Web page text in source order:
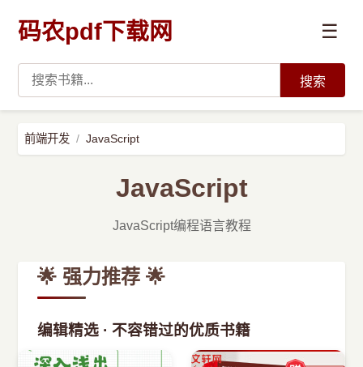
码农pdf下载网 ☰
系统编程 ›
搜索
前端开发 JavaScript
JavaScript
JavaScript编程语言教程
🌟 强力推荐 🌟
编辑精选 · 不容错过的优质书籍